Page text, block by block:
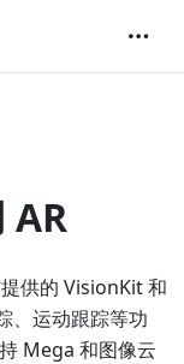
AR
供的 VisionKit 和
、运动跟踪等功
Mega 和图像云